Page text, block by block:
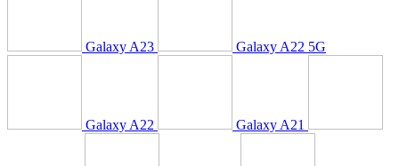
Galaxy A23 Galaxy A22 5G
Galaxy A22 Galaxy A21